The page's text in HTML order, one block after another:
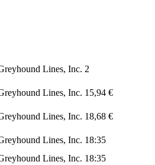
Lines, Inc. 2
Lines, Inc. 15,94 €
Lines, Inc. 18,68 €
Lines, Inc. 18:35
Lines, Inc. 18:35